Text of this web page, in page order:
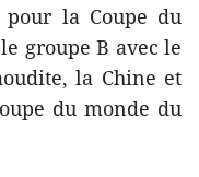
la Coupe du
groupe B avec le
la Chine et
du monde du